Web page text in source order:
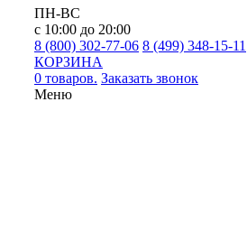
ПН-ВС
с 10:00 до 20:00
8 (800) 302-77-06 8 (499) 348-15-11
КОРЗИНА
0 товаров. Заказать звонок
Меню